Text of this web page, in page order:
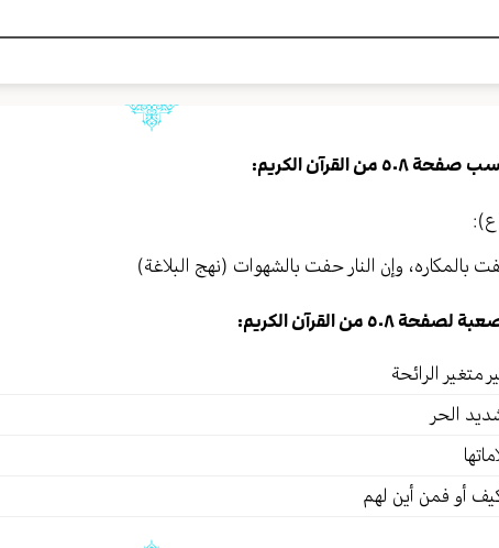
من القرآن الكريم:
بالمكاره، وإن النار حفت بالشهوات (نهج البلاغة)
٥٠٨ من القرآن الكريم:
متغير الرائحة
الحر
أو فمن أين لهم